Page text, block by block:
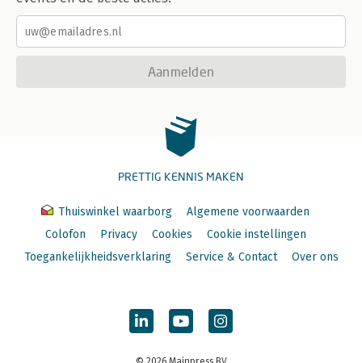
Aanmelden
PRETTIG KENNIS MAKEN
Thuiswinkel waarborg
Algemene voorwaarden
Colofon
Privacy Cookies
Cookie instellingen
Toegankelijkheidsverklaring
Service & Contact Over ons